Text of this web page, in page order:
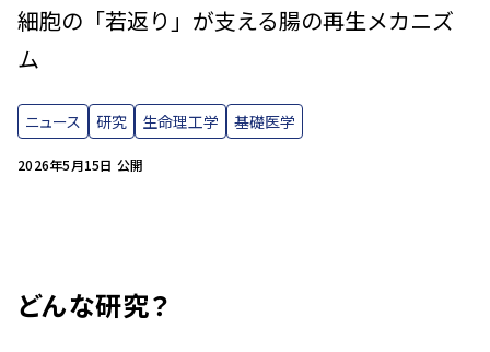
2026年5月15日 公開
細胞の「若返り」が支える腸の再生メカニズ
ム
ニュース 研究 生命理工学 基礎医学
どんな研究？